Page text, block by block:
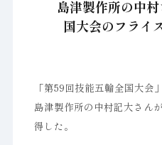
島津製作所の中
国大会のフライ
「第59回技能五輪全国大会
島津製作所の中村記大さん
得した。